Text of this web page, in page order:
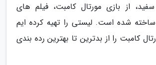
از بازی مورتال کامبت، فیلم های
ساخته شده است. لیستی را تهیه کرده ایم
کامبت را از بدترین تا بهترین رده بندی